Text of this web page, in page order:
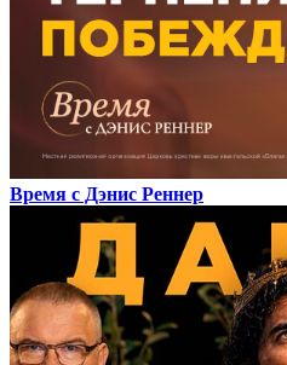
Время с Дэнис Реннер